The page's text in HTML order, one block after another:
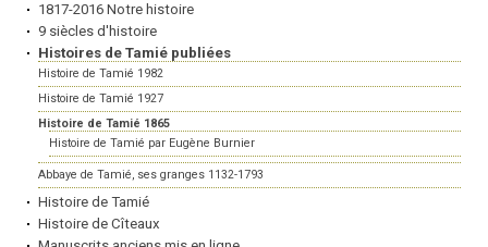
1817-2016 Notre histoire
9 siècles d'histoire
Histoires de Tamié publiées
Histoire de Tamié 1982
Histoire de Tamié 1927
Histoire de Tamié 1865
Histoire de Tamié par Eugène Burnier
Abbaye de Tamié, ses granges 1132-1793
Histoire de Tamié
Histoire de Cîteaux